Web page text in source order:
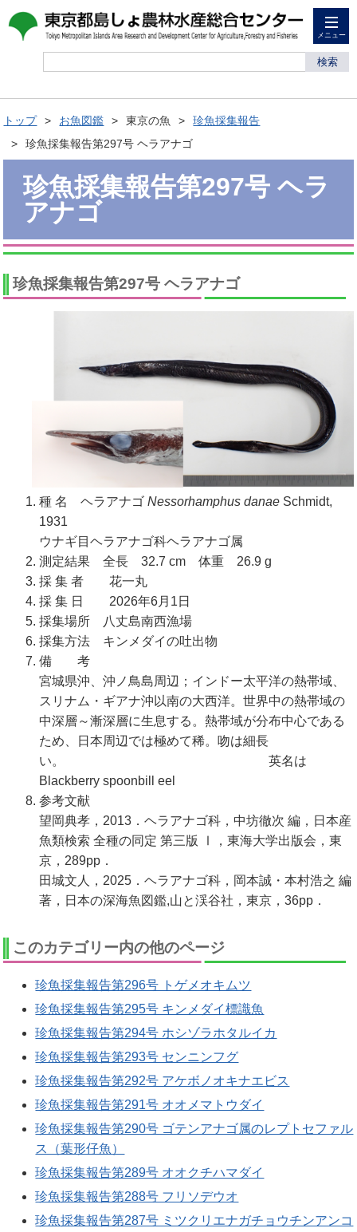
メニュー
検索
トップ お魚図鑑 東京の魚
珍魚採集報告
珍魚採集報告第297号 ヘラアナゴ
珍魚採集報告第297号 ヘラ
アナゴ
珍魚採集報告第297号 ヘラアナゴ
種 名 ヘラアナゴNessorhamphus danae Schmidt,
1931
ウナギ目ヘラアナゴ科ヘラアナゴ属
測定結果 全長 32.7 cm 体重 26.9 g
採 集 者 花一丸
採 集 日 2026年6月1日
採集場所 八丈島南西漁場
採集方法 キンメダイの吐出物
備 考
宮城県沖、沖ノ鳥島周辺；インドー太平洋の熱帯域、
スリナム・ギアナ沖以南の大西洋。世界中の熱帯域の
中深層～漸深層に生息する。熱帯域が分布中心である
ため、日本周辺では極めて稀。吻は細長
い。 英名は
Blackberry spoonbill eel
参考文献
望岡典孝，2013．ヘラアナゴ科，中坊徹次 編，日本産
魚類検索 全種の同定 第三版 Ⅰ，東海大学出版会，東
京，289pp．
田城文人，2025．ヘラアナゴ科，岡本誠・本村浩之 編
著，日本の深海魚図鑑,山と渓谷社，東京，36pp．
このカテゴリー内の他のページ
珍魚採集報告第296号 トゲメオキムツ
珍魚採集報告第295号 キンメダイ標識魚
珍魚採集報告第294号 ホシゾラホタルイカ
珍魚採集報告第293号 センニンフグ
珍魚採集報告第292号 アケボノオキナエビス
珍魚採集報告第291号 オオメマトウダイ
珍魚採集報告第290号 ゴテンアナゴ属のレプトセファル
ス（葉形仔魚）
珍魚採集報告第289号 オオクチハマダイ
珍魚採集報告第288号 フリソデウオ
珍魚採集報告第287号 ミツクリエナガチョウチンアンコ